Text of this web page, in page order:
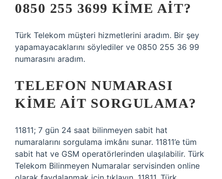
0850 255 3699 KIME AIT?
Türk Telekom müşteri hizmetlerini aradım. Bir şey
yapamayacaklarını söylediler ve 0850 255 36 99
numarasını aradım.
TELEFON NUMARASI
KIME AIT SORGULAMA?
11811; 7 gün 24 saat bilinmeyen sabit hat
numaralarını sorgulama imkânı sunar. 11811’e tüm
sabit hat ve GSM operatörlerinden ulaşılabilir. Türk
Telekom Bilinmeyen Numaralar servisinden online